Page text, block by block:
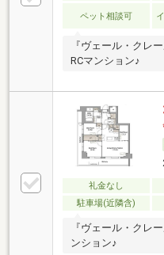
ペット相談可
『ヴェール・クレ
RCマンション♪
礼金なし
駐車場(近隣含)
『ヴェール・クレ
ンション♪